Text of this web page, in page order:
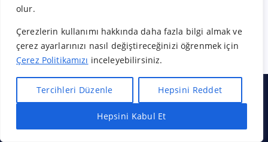
olur.
Çerezlerin kullanımı hakkında daha fazla bilgi almak ve
çerez ayarlarınızı nasıl değiştireceğinizi öğrenmek için
Çerez Politikamızı inceleyebilirsiniz.
Tercihleri Düzenle Hepsini Reddet
Hepsini Kabul Et
Hakkımızda
Hızlı Bayilik Al